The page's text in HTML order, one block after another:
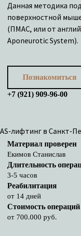
Данная методика
поверхностной
(ПМАС, или от
Aponeurotic System).
Познакомиться
+7 (921) 909-96-00
Материал проверен
Екимов Станислав
Длительность
3-5 часов
Реабилитация
от 14 дней
Стоимость операций
от 700.000 руб.